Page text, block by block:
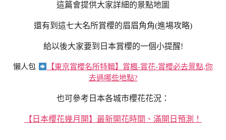
這篇會提供大家詳細的景點地圖
還有到這七大名所賞櫻的眉眉角角(進場攻略)
給以後大家要到日本賞櫻的一個小提醒!
懶人包
【東京賞櫻名所特輯】賞楓-賞花-賞櫻必去景點,你
去過哪些地點?
也可參考日本各城市櫻花花況：
【日本櫻花幾月開】最新開花時間、滿開日預測！